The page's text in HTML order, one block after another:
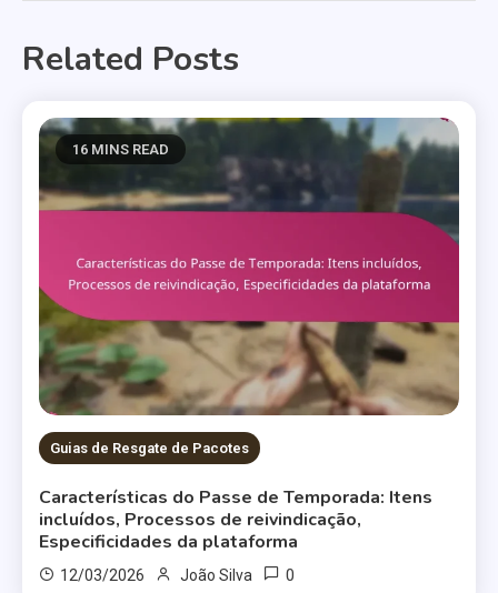
Related Posts
16 MINS READ
Guias de Resgate de Pacotes
Características do Passe de Temporada: Itens
incluídos, Processos de reivindicação,
Especificidades da plataforma
12/03/2026 João Silva 0